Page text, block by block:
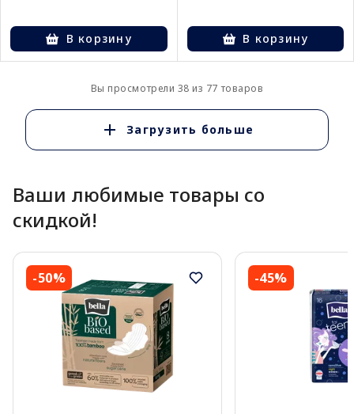
В корзину В корзину
Вы просмотрели 38 из 77 товаров
Загрузить больше
Ваши любимые товары со
скидкой!
-50% -45%